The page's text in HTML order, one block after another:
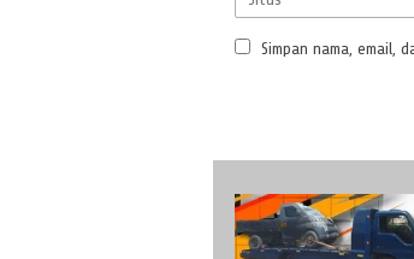
Simpan nama, email,